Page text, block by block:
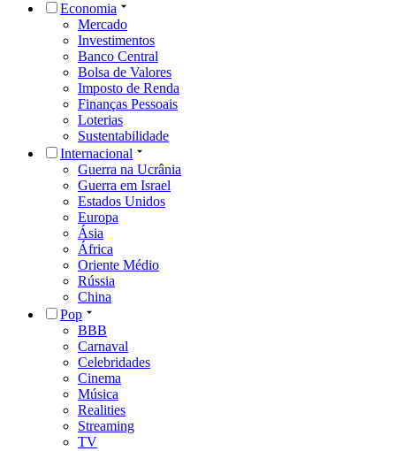
Economia
Mercado
Investimentos
Banco Central
Bolsa de Valores
Imposto de Renda
Finanças Pessoais
Loterias
Sustentabilidade
Internacional
Guerra na Ucrânia
Guerra em Israel
Estados Unidos
Europa
Ásia
África
Oriente Médio
Rússia
China
Pop
BBB
Carnaval
Celebridades
Cinema
Música
Realities
Streaming
TV